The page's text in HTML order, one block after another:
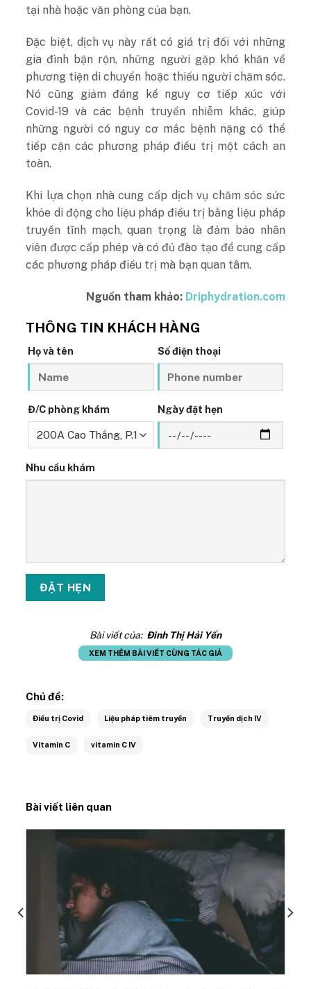
tại nhà hoặc văn phòng của bạn.
Đặc biệt, dịch vụ này rất có giá trị đối với những
gia đình bận rộn, những người gặp khó khăn về
phương tiện di chuyển hoặc thiếu người chăm sóc.
Nó cũng giảm đáng kể nguy cơ tiếp xúc với
Covid-19 và các bệnh truyền nhiễm khác, giúp
những người có nguy cơ mắc bệnh nặng có thể
tiếp cận các phương pháp điều trị một cách an
toàn.
Khi lựa chọn nhà cung cấp dịch vụ chăm sóc sức
khỏe di động cho liệu pháp điều trị bằng liệu pháp
truyền tĩnh mạch, quan trọng là đảm bảo nhân
viên được cấp phép và có đủ đào tạo để cung cấp
các phương pháp điều trị mà bạn quan tâm.
Nguồn tham khảo: Driphydration.com
THÔNG TIN KHÁCH HÀNG
Họ và tên Số điện thoại
Đ/C phòng khám Ngày đặt hẹn
Nhu cầu khám
Bài viết của: Đinh Thị Hải Yến
XEM THÊM BÀI VIẾT CÙNG TÁC GIẢ
Chủ đề:
Điều trị Covid Liệu pháp tiêm truyền Truyền dịch IV
Vitamin C vitamin C IV
Bài viết liên quan